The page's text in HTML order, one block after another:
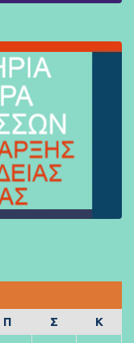
Π Σ
Κ